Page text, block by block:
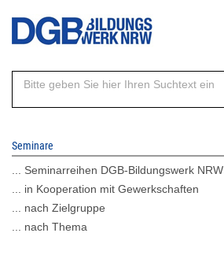
Direkt
Inhalt
Seminare
... Seminarreihen DGB-Bildungswerk NRW
... in Kooperation mit Gewerkschaften
... nach Zielgruppe
... nach Thema